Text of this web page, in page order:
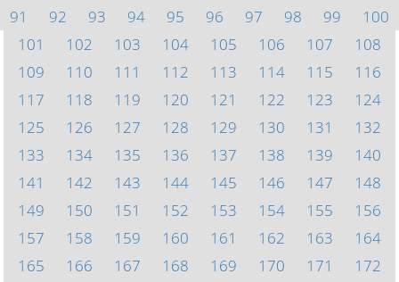
91
92 93 94 95 96 97 98 99
100
101
102 103 104 105 106 107
108
109
110 111 112 113 114 115
116
117
118 119 120 121 122 123
124
125
126 127 128 129 130 131
132
133
134 135 136 137 138 139
140
141
142 143 144 145 146 147
148
149
150 151 152 153 154 155
156
157
158 159 160 161 162 163
164
165
166 167 168 169 170 171
172